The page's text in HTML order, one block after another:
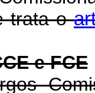
trata o
e FCE